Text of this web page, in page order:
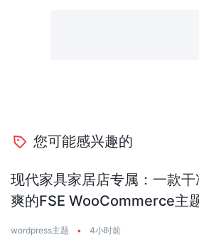
您可能感兴趣的
现代家具家居店专属：一款干
爽的FSE WooCommerce主
wordpress主题 • 4小时前